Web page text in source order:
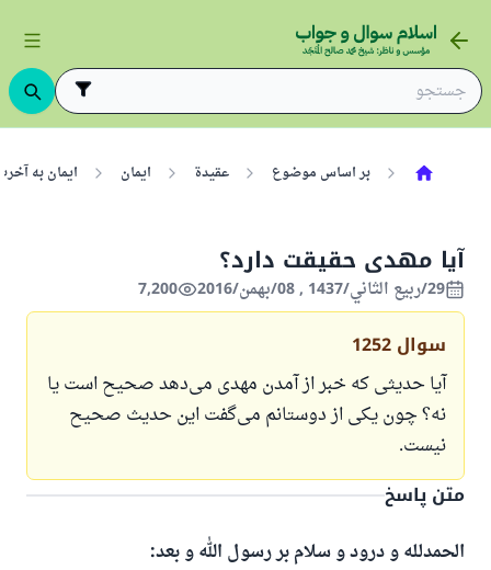
بر اساس موضوع عقيدة ایمان ایمان به
آیا مهدی حقیقت دارد؟
29/ربيع الثاني/1437 , 08/بهمن/2016 7,200
سوال 1252
آیا حدیثی که خبر از آمدن مهدی می‌دهد صحیح است یا
نه؟ چون یکی از دوستانم می‌گفت این حدیث صحیح
نیست.
متن پاسخ
الحمدلله و درود و سلام بر رسول الله و بعد: